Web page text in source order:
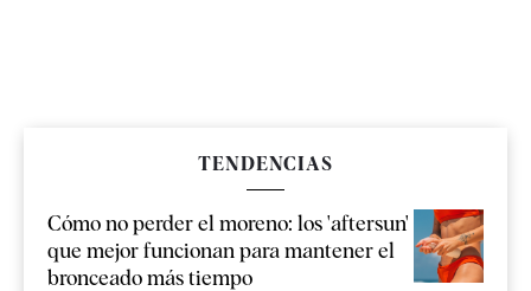
TENDENCIAS
Cómo no perder el moreno: los 'aftersun'
que mejor funcionan para mantener el
bronceado más tiempo